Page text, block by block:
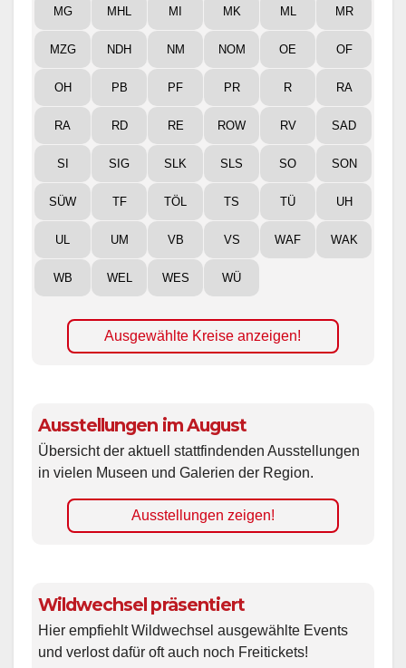
MG MHL MI MK ML MR
MZG NDH NM NOM OE OF
OH PB PF PR R RA
RA RD RE ROW RV SAD
SI SIG SLK SLS SO SON
SÜW TF TÖL TS TÜ UH
UL UM VB VS WAF WAK
WB WEL WES WÜ
Ausgewählte Kreise anzeigen!
Ausstellungen im August
Übersicht der aktuell stattfindenden Ausstellungen
in vielen Museen und Galerien der Region.
Ausstellungen zeigen!
Wildwechsel präsentiert
Hier empfiehlt Wildwechsel ausgewählte Events
und verlost dafür oft auch noch Freitickets!